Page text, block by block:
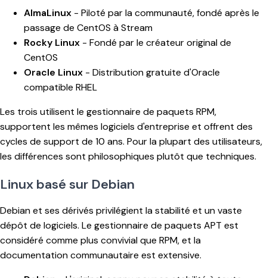
AlmaLinux - Piloté par la communauté, fondé après le
passage de CentOS à Stream
Rocky Linux - Fondé par le créateur original de
CentOS
Oracle Linux - Distribution gratuite d'Oracle
compatible RHEL
Les trois utilisent le gestionnaire de paquets RPM,
supportent les mêmes logiciels d'entreprise et offrent des
cycles de support de 10 ans. Pour la plupart des utilisateurs,
les différences sont philosophiques plutôt que techniques.
Linux basé sur Debian
Debian et ses dérivés privilégient la stabilité et un vaste
dépôt de logiciels. Le gestionnaire de paquets APT est
considéré comme plus convivial que RPM, et la
documentation communautaire est extensive.